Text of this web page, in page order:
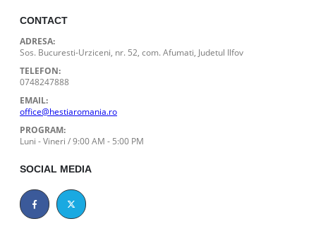
CONTACT
ADRESA:
Sos. Bucuresti-Urziceni, nr. 52, com. Afumati, Judetul Ilfov
TELEFON:
0748247888
EMAIL:
office@hestiaromania.ro
PROGRAM:
Luni - Vineri / 9:00 AM - 5:00 PM
SOCIAL MEDIA